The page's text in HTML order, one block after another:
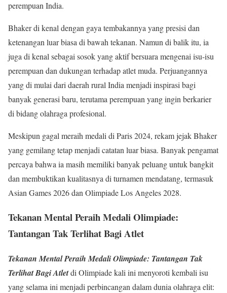
perempuan India.
Bhaker di kenal dengan gaya tembakannya yang presisi dan
ketenangan luar biasa di bawah tekanan. Namun di balik itu, ia
juga di kenal sebagai sosok yang aktif bersuara mengenai isu-isu
perempuan dan dukungan terhadap atlet muda. Perjuangannya
yang di mulai dari daerah rural India menjadi inspirasi bagi
banyak generasi baru, terutama perempuan yang ingin berkarier
di bidang olahraga profesional.
Meskipun gagal meraih medali di Paris 2024, rekam jejak Bhaker
yang gemilang tetap menjadi catatan luar biasa. Banyak pengamat
percaya bahwa ia masih memiliki banyak peluang untuk bangkit
dan membuktikan kualitasnya di turnamen mendatang, termasuk
Asian Games 2026 dan Olimpiade Los Angeles 2028.
Tekanan Mental Peraih Medali Olimpiade:
Tantangan Tak Terlihat Bagi Atlet
Tekanan Mental Peraih Medali Olimpiade: Tantangan Tak
Terlihat Bagi Atletdi Olimpiade kali ini menyoroti kembali isu
yang selama ini menjadi perbincangan dalam dunia olahraga elit: